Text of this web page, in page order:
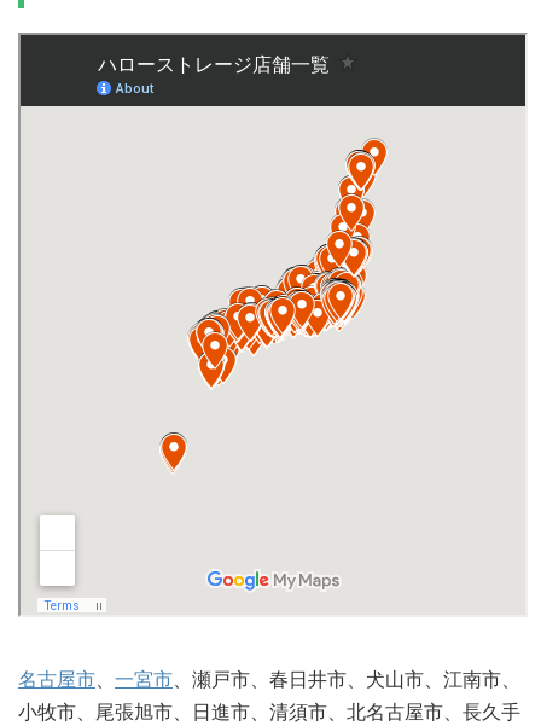
名古屋市、 一宮市、瀬戸市、春日井市、犬山市、江南市、
小牧市、尾張旭市、日進市、清須市、北名古屋市、長久手